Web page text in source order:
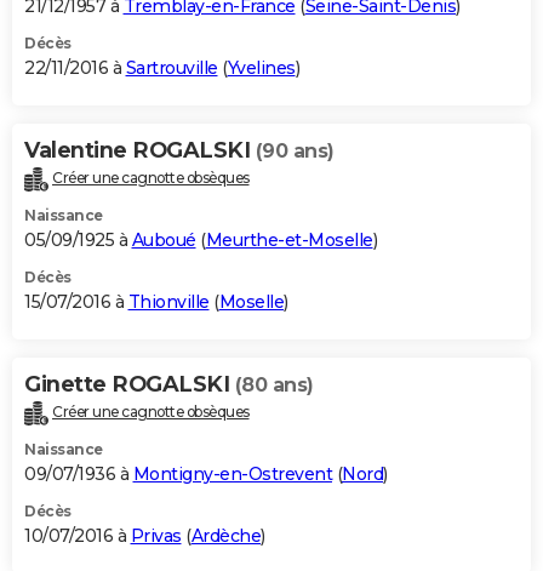
21/12/1957 à Tremblay-en-France (Seine-Saint-Denis)
Décès
22/11/2016 à Sartrouville (Yvelines)
Valentine ROGALSKI (90 ans)
Créer une cagnotte obsèques
Naissance
05/09/1925 à Auboué (Meurthe-et-Moselle)
Décès
15/07/2016 à Thionville (Moselle)
Ginette ROGALSKI (80 ans)
Créer une cagnotte obsèques
Naissance
09/07/1936 à Montigny-en-Ostrevent(Nord)
Décès
10/07/2016 à Privas (Ardèche)